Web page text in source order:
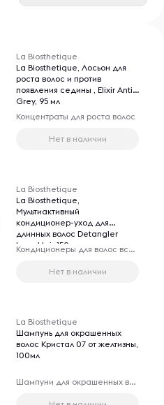
La Biosthetique
La Biosthetique, Лосьон для
роста волос и против
появления седины , Elixir Anti-
Grey, 95 мл
Концентраты для роста волос
Нет в наличии
La Biosthetique
La Biosthetique,
Мультиактивный
кондиционер-уход для
длинных волос Detangler
Long Hair 150 мл
Кондиционеры для волос всех типов
Нет в наличии
La Biosthetique
Шампунь для окрашенных
волос Кристал 07 от желтизны,
100мл
Шампуни для окрашенных волос